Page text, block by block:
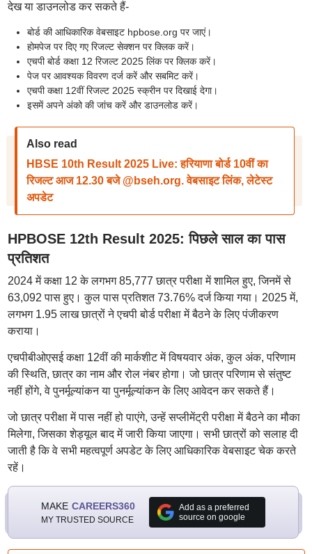
देख या डाउनलोड कर सकते हैं-
बोर्ड की आधिकारिक वेबसाइट hpbose.org पर जाएं।
होमपेज पर दिए गए रिजल्ट सेक्शन पर क्लिक करें।
एचपी बोर्ड कक्षा 12 रिजल्ट 2025 लिंक पर क्लिक करें।
पेज पर आवश्यक विवरण दर्ज करें और सबमिट करें।
एचपी कक्षा 12वीं रिजल्ट 2025 स्क्रीन पर दिखाई देगा।
इसमें अपने अंको की जांच करें और डाउनलोड करें।
Also read
HBSE 10th Result 2025 Live: हरियाणा बोर्ड 10वीं का
रिजल्ट आज 12.30 बजे @bseh.org. वेबसाइट लिंक, लेटेस्ट
अपडेट
HPBOSE 12th Result 2025: पिछले साल का पास
प्रतिशत
2024 में कक्षा 12 के लगभग 85,777 छात्र परीक्षा में शामिल हुए, जिनमें से
63,092 पास हुए। कुल पास प्रतिशत 73.76% दर्ज किया गया। 2025 में,
लगभग 1.95 लाख छात्रों ने एचपी बोर्ड परीक्षा में बैठने के लिए पंजीकरण
कराया।
एचपीबीओएसई कक्षा 12वीं की मार्कशीट में विषयवार अंक, कुल अंक, परिणाम
की स्थिति, छात्र का नाम और रोल नंबर होगा। जो छात्र परिणाम से संतुष्ट
नहीं होंगे, वे पुनर्मूल्यांकन या पुनर्मूल्यांकन के लिए आवेदन कर सकते हैं।
जो छात्र परीक्षा में पास नहीं हो पाएंगे, उन्हें सप्लीमेंट्री परीक्षा में बैठने का मौका
मिलेगा, जिसका शेड्यूल बाद में जारी किया जाएगा। सभी छात्रों को सलाह दी
जाती है कि वे सभी महत्वपूर्ण अपडेट के लिए आधिकारिक वेबसाइट चेक करते
रहें।
MAKE CAREERS360
MY TRUSTED SOURCE
Add as a preferred
source on google